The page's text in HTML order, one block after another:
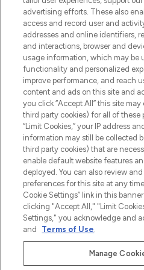
Shop online of via
verzending
Cookie-
Do Not Sell or
HELP &
OVER
Betaal veilig met
advertising efforts. These also
access and record user and
addresses and online identifiers,
and interactions, browser and
usage information, which may be
functionality and personalized
improve performance, and reach
content and ads on this site and
you click “Accept All” this site
third party cookies) for all of these
“Limit Cookies,” your IP address
information may still be collected
third party cookies) that are
enable default website features
deployed. You can also review
preferences for this site at any
Cookie Settings” link in this
clicking "Accept All," "Limit
Settings," you acknowledge and
and
Terms of Use.
Manage